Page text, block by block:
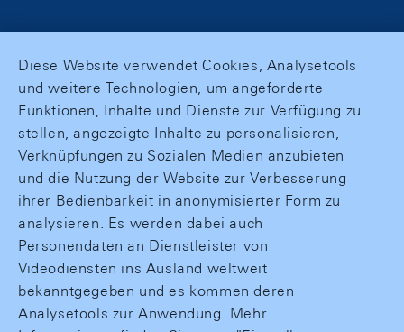
Diese Website verwendet Cookies, Analysetools
und weitere Technologien, um angeforderte
Funktionen, Inhalte und Dienste zur Verfügung zu
stellen, angezeigte Inhalte zu personalisieren,
Verknüpfungen zu Sozialen Medien anzubieten
und die Nutzung der Website zur Verbesserung
ihrer Bedienbarkeit in anonymisierter Form zu
analysieren. Es werden dabei auch
Personendaten an Dienstleister von
Videodiensten ins Ausland weltweit
bekanntgegeben und es kommen deren
Analysetools zur Anwendung. Mehr